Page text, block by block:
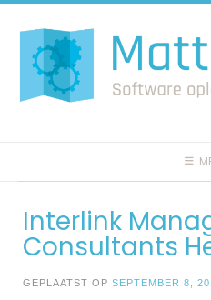
naar
inhoud
Interlink
Consultants
GEPLAATST OP SEPTEMBER 8,